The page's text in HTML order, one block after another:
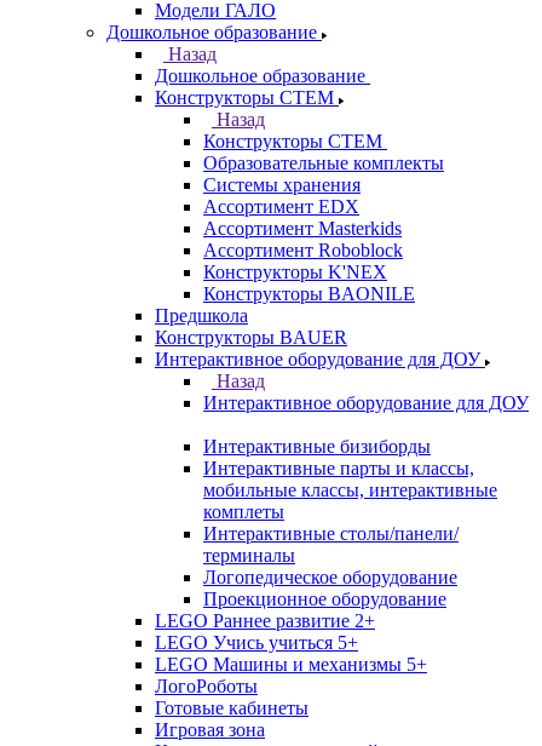
Модели ГАЛО
Дошкольное образование
Назад
Дошкольное образование
Конструкторы СТЕМ
Назад
Конструкторы СТЕМ
Образовательные комплекты
Системы хранения
Ассортимент EDX
Ассортимент Masterkids
Ассортимент Roboblock
Конструкторы K'NEX
Конструкторы BAONILE
Предшкола
Конструкторы BAUER
Интерактивное оборудование для ДОУ
Назад
Интерактивное оборудование для ДОУ
Интерактивные бизиборды
Интерактивные парты и классы,
мобильные классы, интерактивные
комплеты
Интерактивные столы/панели/
терминалы
Логопедическое оборудование
Проекционное оборудование
LEGO Раннее развитие 2+
LEGO Учись учиться 5+
LEGO Машины и механизмы 5+
ЛогоРоботы
Готовые кабинеты
Игровая зона